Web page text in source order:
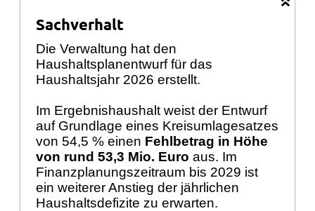
Sachverhalt
Die Verwaltung hat den
Haushaltsplanentwurf für das
Haushaltsjahr 2026 erstellt.
Im Ergebnishaushalt weist der Entwurf
auf Grundlage eines Kreisumlagesatzes
von 54,5 % einen Fehlbetrag in Höhe
von rund 53,3 Mio. Euro aus. Im
Finanzplanungszeitraum bis 2029 ist
ein weiterer Anstieg der jährlichen
Haushaltsdefizite zu erwarten.